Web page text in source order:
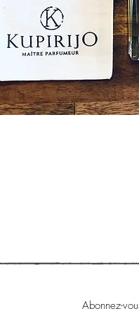
Abonnez-